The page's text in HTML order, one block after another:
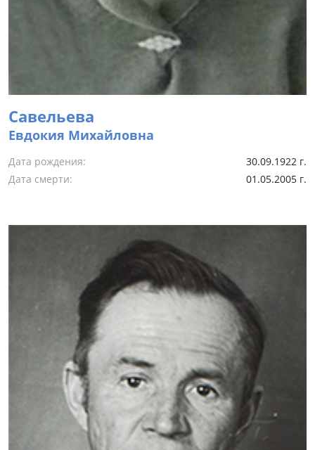
Cавельева
Евдокия Михайловна
Дата рождения:
30.09.1922 г.
Дата смерти:
01.05.2005 г.